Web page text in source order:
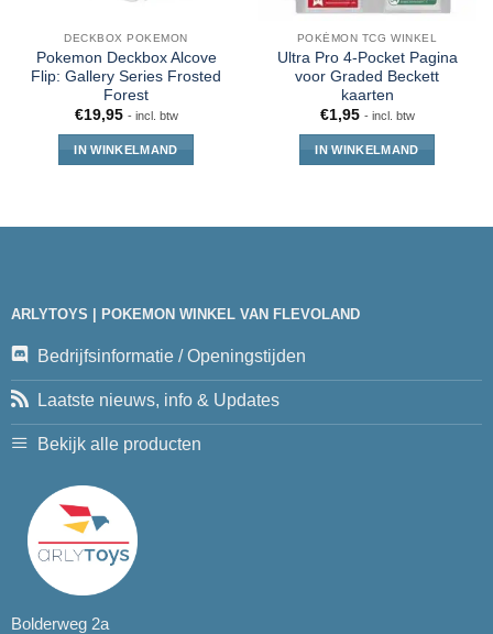
DECKBOX POKEMON
Pokemon Deckbox Alcove
Flip: Gallery Series Frosted
Forest
€19,95 - incl. btw
IN WINKELMAND
POKÉMON TCG WINKEL
Ultra Pro 4-Pocket Pagina
voor Graded Beckett
kaarten
€1,95 - incl. btw
IN WINKELMAND
ARLYTOYS | POKEMON WINKEL VAN FLEVOLAND
Bedrijfsinformatie / Openingstijden
Laatste nieuws, info & Updates
Bekijk alle producten
Bolderweg 2a